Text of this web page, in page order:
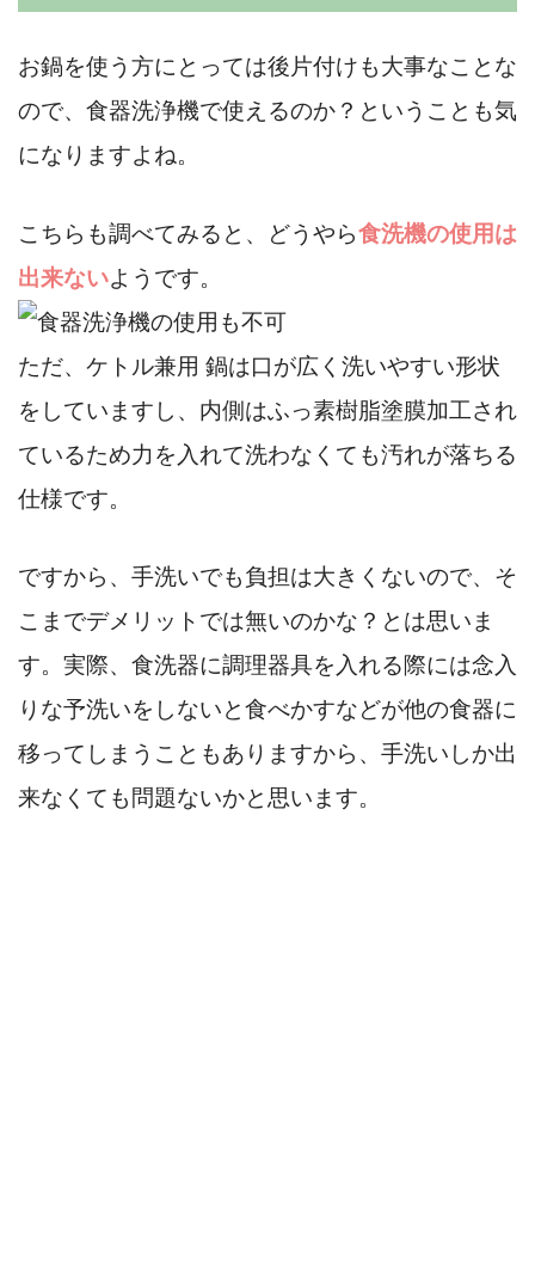
お鍋を使う方にとっては後片付けも大事なことな
ので、食器洗浄機で使えるのか？ということも気
になりますよね。
こちらも調べてみると、どうやら食洗機の使用は
出来ないようです。
ただ、ケトル兼用 鍋は口が広く洗いやすい形状
をしていますし、内側はふっ素樹脂塗膜加工され
ているため力を入れて洗わなくても汚れが落ちる
仕様です。
ですから、手洗いでも負担は大きくないので、そ
こまでデメリットでは無いのかな？とは思いま
す。実際、食洗器に調理器具を入れる際には念入
りな予洗いをしないと食べかすなどが他の食器に
移ってしまうこともありますから、手洗いしか出
来なくても問題ないかと思います。